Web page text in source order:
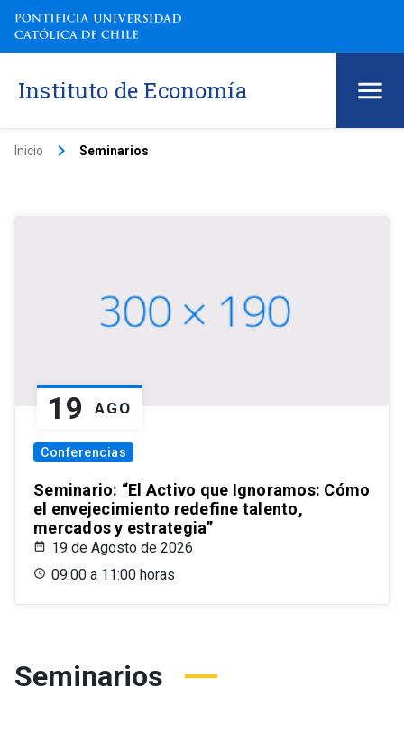
Instituto de Economía
Inicio keyboard_arrow_right Seminarios
19 AGO
Conferencias
Seminario: “El Activo que Ignoramos: Cómo
el envejecimiento redefine talento,
mercados y estrategia”
19 de Agosto de 2026
09:00 a 11:00 horas
Seminarios